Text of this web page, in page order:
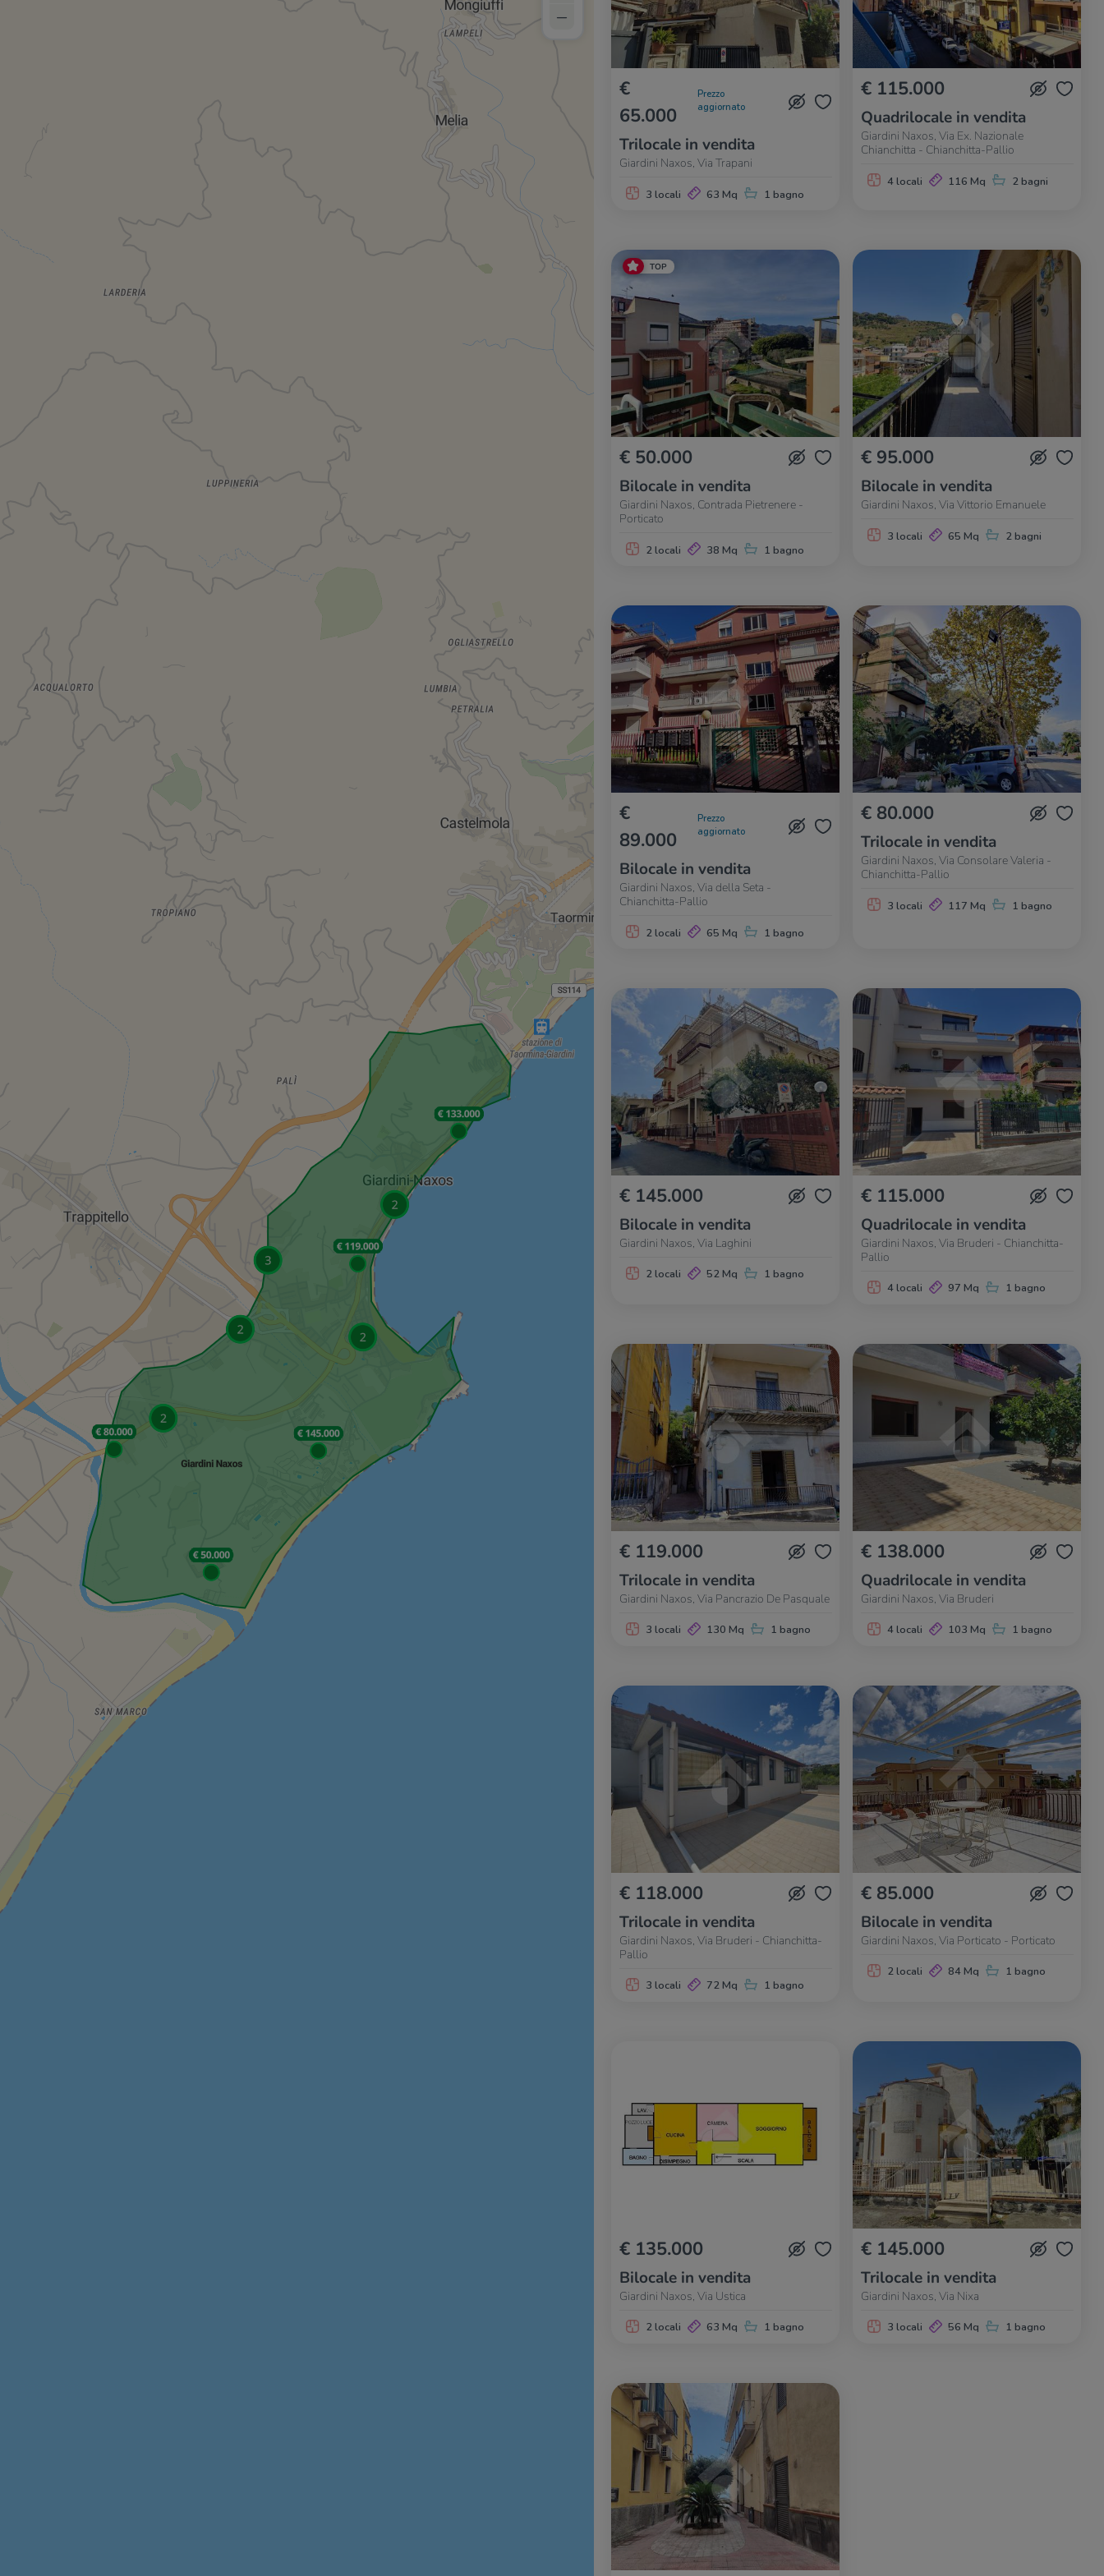
€
65.000
Prezzo
aggiornato
Trilocale in vendita
Giardini Naxos, Via Trapani
3 locali 63 Mq 1 bagno
€ 115.000
Quadrilocale in vendita
Giardini Naxos, Via Ex. Nazionale
Chianchitta - Chianchitta-Pallio
4 locali 116 Mq 2 bagni
TOP
€ 50.000
Bilocale in vendita
Giardini Naxos, Contrada Pietrenere -
Porticato
2 locali 38 Mq 1 bagno
€ 95.000
Bilocale in vendita
Giardini Naxos, Via Vittorio Emanuele
3 locali 65 Mq 2 bagni
€
89.000
Prezzo
aggiornato
Bilocale in vendita
Giardini Naxos, Via della Seta -
Chianchitta-Pallio
2 locali 65 Mq 1 bagno
€ 80.000
Trilocale in vendita
Giardini Naxos, Via Consolare Valeria -
Chianchitta-Pallio
3 locali 117 Mq 1 bagno
€ 145.000
Bilocale in vendita
Giardini Naxos, Via Laghini
2 locali 52 Mq 1 bagno
€ 115.000
Quadrilocale in vendita
Giardini Naxos, Via Bruderi - Chianchitta-
Pallio
4 locali 97 Mq 1 bagno
€ 119.000
Trilocale in vendita
Giardini Naxos, Via Pancrazio De Pasquale
3 locali 130 Mq 1 bagno
€ 138.000
Quadrilocale in vendita
Giardini Naxos, Via Bruderi
4 locali 103 Mq 1 bagno
€ 118.000
Trilocale in vendita
Giardini Naxos, Via Bruderi - Chianchitta-
Pallio
3 locali 72 Mq 1 bagno
€ 85.000
Bilocale in vendita
Giardini Naxos, Via Porticato - Porticato
2 locali 84 Mq 1 bagno
€ 135.000
Bilocale in vendita
Giardini Naxos, Via Ustica
2 locali 63 Mq 1 bagno
€ 145.000
Trilocale in vendita
Giardini Naxos, Via Nixa
3 locali 56 Mq 1 bagno
–